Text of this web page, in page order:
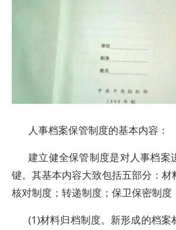
人事档案保管制度的基本内容：
建立健全保管制度是对人事档案
键。其基本内容大致包括五部分：材
核对制度；转递制度；保卫保密制度
(1)材料归档制度。新形成的档案